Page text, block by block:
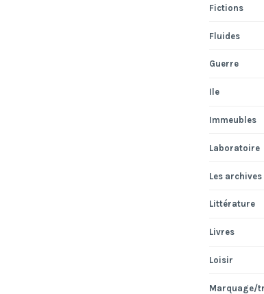
Fictions
Fluides
Guerre
Ile
Immeubles
Laboratoire
Les archives
Littérature
Livres
Loisir
Marquage/